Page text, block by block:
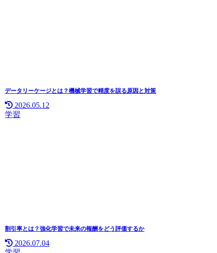
データリーケージとは？機械学習で精度を誤る原因と対策
2026.05.12
学習
割引率とは？強化学習で未来の報酬をどう評価するか
2026.07.04